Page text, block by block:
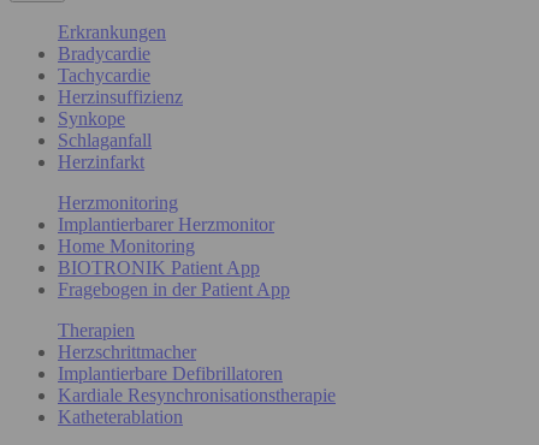
Erkrankungen
Bradycardie
Tachycardie
Herzinsuffizienz
Synkope
Schlaganfall
Herzinfarkt
Herzmonitoring
Implantierbarer Herzmonitor
Home Monitoring
BIOTRONIK Patient App
Fragebogen in der Patient App
Therapien
Herzschrittmacher
Implantierbare Defibrillatoren
Kardiale Resynchronisationstherapie
Katheterablation